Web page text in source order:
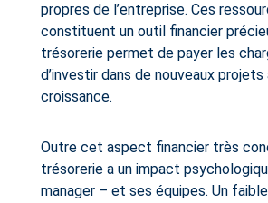
propres de l’entreprise. Ces
constituent un outil financier
trésorerie permet de payer les
d’investir dans de nouveaux
croissance.
Outre cet aspect financier très
trésorerie a un impact
manager – et ses équipes. Un